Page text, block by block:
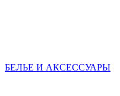
БЕЛЬЕ И АКСЕССУАРЫ